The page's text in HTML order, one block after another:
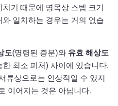
기 때문에 명목상 스텝 크기
일치하는 경우는 거의 없습
도(명령된 증분)와 유효 해상도
최소 피처) 사이에 있습니다.
류상으로는 인상적일 수 있지
이어지는 것은 아닙니다.